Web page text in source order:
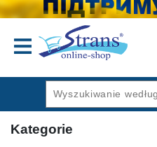
Kategorie